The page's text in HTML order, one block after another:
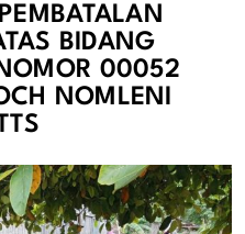
BIDANG
00052
NOMLENI